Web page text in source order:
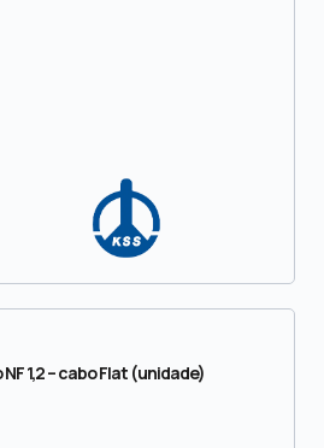
1,2 – cabo Flat (unidade)